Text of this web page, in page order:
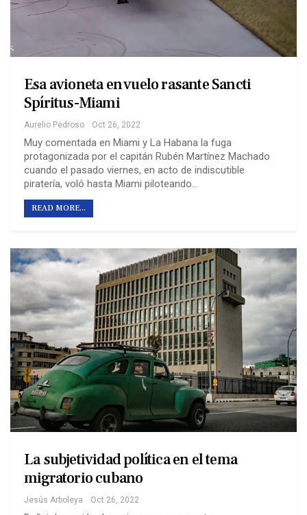
Esa avioneta en vuelo rasante Sancti
Spíritus-Miami
Aurelio Pedroso Oct 26, 2022
Muy comentada en Miami y La Habana la fuga
protagonizada por el capitán Rubén Martínez Machado
cuando el pasado viernes, en acto de indiscutible
piratería, voló hasta Miami piloteando…
READ MORE...
La subjetividad política en el tema
migratorio cubano
Jesús Arboleya Oct 26, 2022